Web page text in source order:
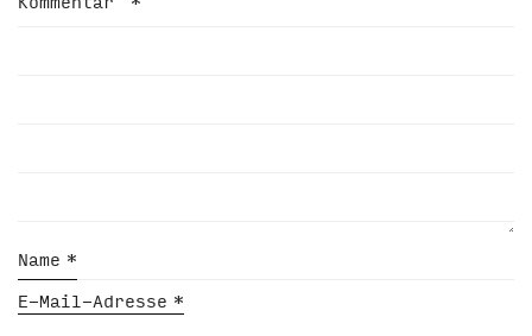
Name *
E-Mail-Adresse *